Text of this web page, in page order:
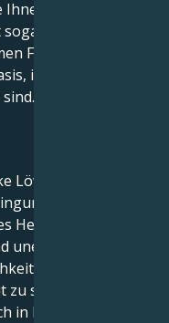
ein Gefühl der
die
Freunde bieten,
in der beide
Löwe-Sonne auf
mit Mars im
Herz von Schichten
unerschütterlicher
liebt es, im
stehen und zeigt
in Ihrem Inneren